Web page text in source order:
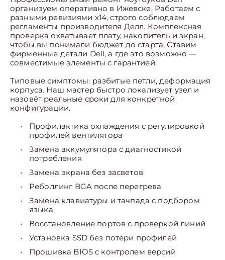
организуем оперативно в Ижевске. Работаем с
разными ревизиями x14, строго соблюдаем
регламенты производителя Делл. Комплексная
проверка охватывает плату, накопитель и экран,
чтобы вы понимали бюджет до старта. Ставим
фирменные детали Dell, а где это возможно —
совместимые элементы с гарантией.
Типовые симптомы: разбитые петли, деформация
корпуса. Наш мастер быстро локализует узел и
назовёт реальные сроки для конкретной
конфигурации.
Профилактика охлаждения с регулировкой
профилей вентилятора
Замена аккумулятора с диагностикой
потребления
Замена экрана без засветов
Реболлинг BGA после перегрева
Замена клавиатуры и тачпада с подбором
языка
Восстановление портов с проверкой линий
Установка SSD без потери профилей
Прошивка BIOS с контролем версий